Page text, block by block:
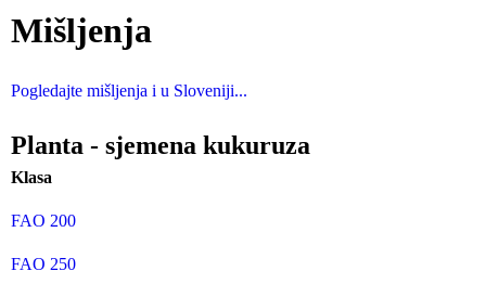
Mišljenja
Pogledajte mišljenja i u Sloveniji...
Planta - sjemena kukuruza
Klasa
FAO 200
FAO 250